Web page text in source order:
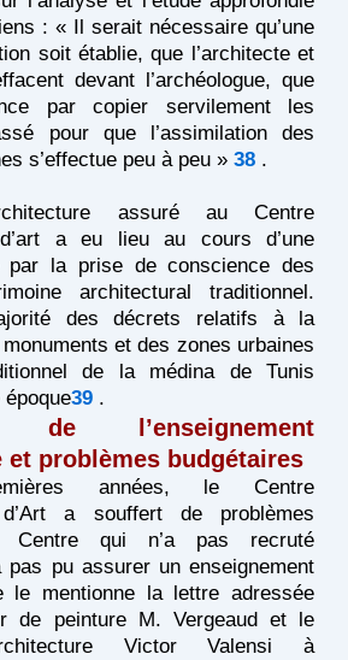
: « Il serait nécessaire qu’une
soit établie, que l’architecte et
devant l’archéologue, que
par copier servilement les
pour que l’assimilation des
s’effectue peu à peu »38.
assuré au Centre
d’art a eu lieu au cours d’une
par la prise de conscience des
architectural traditionnel.
des décrets relatifs à la
et des zones urbaines
de la médina de Tunis
39.
l’enseignement
et problèmes budgétaires
années, le Centre
d’Art a souffert de problèmes
Centre qui n’a pas recruté
pas pu assurer un enseignement
le mentionne la lettre adressée
de peinture M. Vergeaud et le
Victor Valensi à